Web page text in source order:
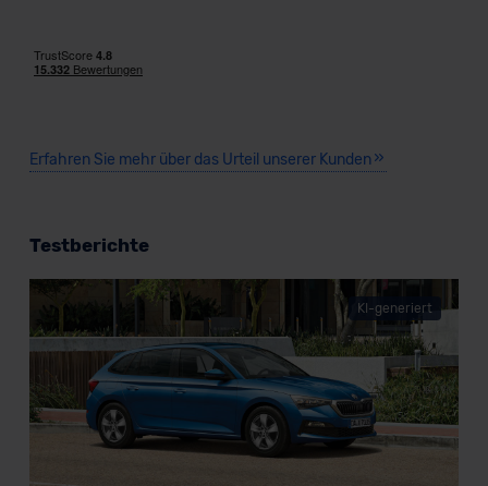
Erfahren Sie mehr über das Urteil unserer Kunden
Testberichte
KI-generiert